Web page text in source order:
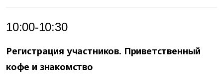
10:00-10:30
Регистрация участников. Приветственный
кофе и знакомство